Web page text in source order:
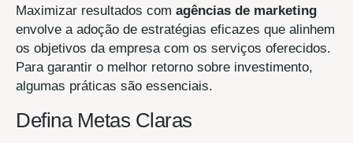
Maximizar resultados com agências de marketing
envolve a adoção de estratégias eficazes que alinhem
os objetivos da empresa com os serviços oferecidos.
Para garantir o melhor retorno sobre investimento,
algumas práticas são essenciais.
Defina Metas Claras